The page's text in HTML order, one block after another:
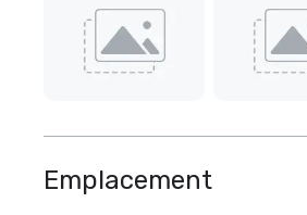
Emplacement